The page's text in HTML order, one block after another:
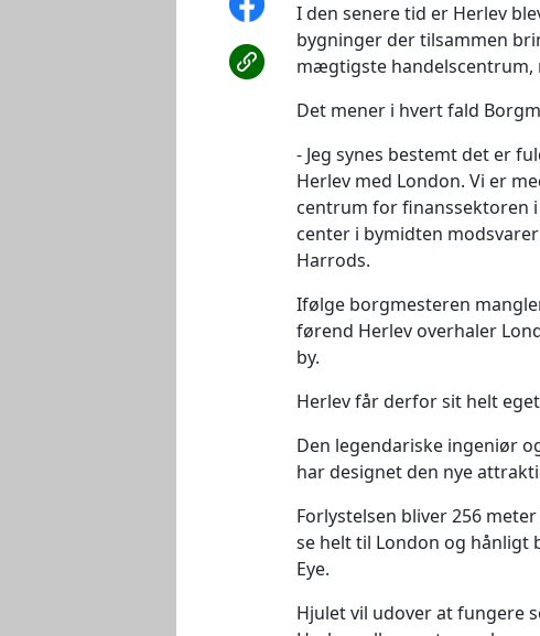
I den senere tid er Herlev
bygninger der tilsammen
mægtigste handelscentrum,
Det mener i hvert fald
Jeg synes bestemt det er
Herlev med London. Vi er
centrum for finanssektoren
center i bymidten
Harrods.
Ifølge borgmesteren
førend Herlev overhaler
by.
Herlev får derfor sit helt
Den legendariske ingeniør
har designet den nye
Forlystelsen bliver 256
se helt til London og hånligt
Eye.
Hjulet vil udover at fungere